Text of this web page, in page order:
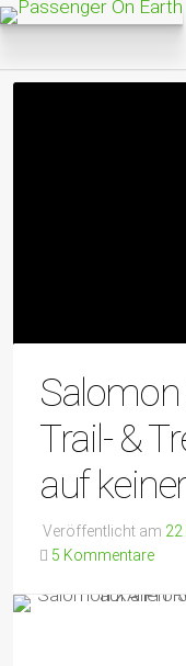
Salomon
Trail- &
auf
Veröffentlicht am 22
5 Kommentare